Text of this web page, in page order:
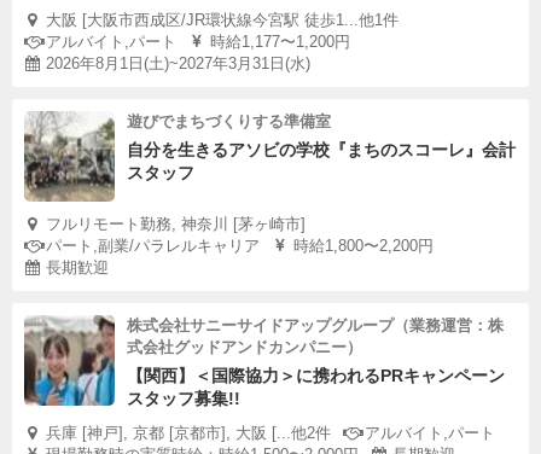
大阪 [大阪市西成区/JR環状線今宮駅 徒歩1...他1件
アルバイト,パート
時給1,177〜1,200円
2026年8月1日(土)~2027年3月31日(水)
遊びでまちづくりする準備室
自分を生きるアソビの学校『まちのスコーレ』会計
スタッフ
フルリモート勤務, 神奈川 [茅ヶ崎市]
パート,副業/パラレルキャリア
時給1,800〜2,200円
長期歓迎
株式会社サニーサイドアップグループ（業務運営：株
式会社グッドアンドカンパニー）
【関西】＜国際協力＞に携われるPRキャンペーン
スタッフ募集!!
兵庫 [神戸], 京都 [京都市], 大阪 [...他2件
アルバイト,パート